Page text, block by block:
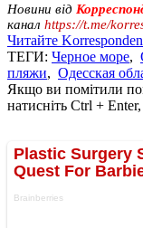
Новини від
канал https://t.me/
Читайте
ТЕГИ: Черное море,
пляжи, Одесская
Якщо ви помітили
натисніть Ctrl +